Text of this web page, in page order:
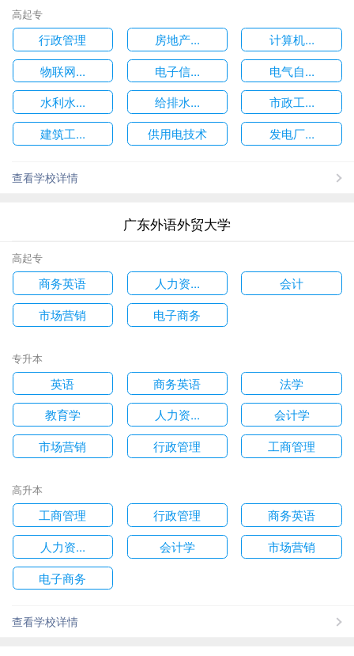
高起专
行政管理 房地产...
计算机...
物联网...
电子信...
电气自...
水利水...
给排水...
市政工...
建筑工...
供用电技术 发电厂...
查看学校详情
广东外语外贸大学
高起专
商务英语 人力资...
会计
市场营销
电子商务
专升本
英语 商务英语
法学
教育学
人力资...
会计学
市场营销
行政管理 工商管理
高升本
工商管理 行政管理
商务英语
人力资...
会计学
市场营销
电子商务
查看学校详情